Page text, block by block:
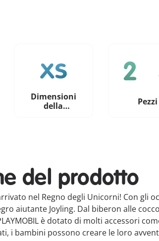
Dimensioni
della
Pezzi
del prodotto
nel Regno degli Unicorni! Con gli
aiutante Joyling. Dal biberon alle
è dotato di molti accessori
i bambini possono creare le loro